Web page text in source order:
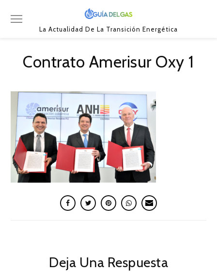
La Actualidad De La Transición Energética
Contrato Amerisur Oxy 1
Deja Una Respuesta